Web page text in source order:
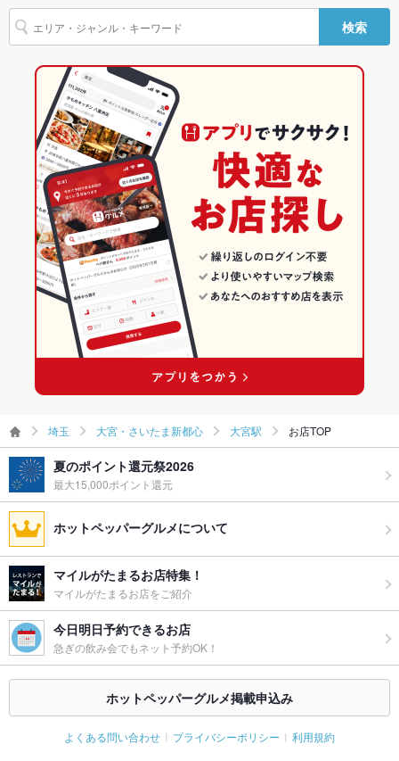
その他設備 －
その他
あり
食べ放題 なし
焼酎充実、日本酒充実、ワイン充実
お子様連れ お子様連れ不可
ウェディン
グパーティ
ー二次会
二次会のみ承っております。
可
大宮駅 × 居酒屋
大宮駅 × 和風
焼き鳥・鶏料理
大宮・さいたま新都心 × 和食
大宮・さいたま新都心 × 焼き鳥・鶏料理
大宮駅 × 和食
大宮駅 × 焼き鳥・鶏料理
大宮駅 × 和食
大宮駅 × 焼き鳥・鶏料理
埼玉 × 居酒屋
埼玉 × 和風
埼玉 × 和食
埼玉 × 焼き鳥・鶏料理
埼玉のグルメランキング
埼玉の居酒屋ランキング
大宮・さいたま新都心のグルメランキング
大宮・さいたま新都心の居酒屋ランキング
大宮駅のグルメランキング
大宮駅の居酒屋ランキング
検索
埼玉 大宮・さいたま新都心 大宮駅 お店TOP
夏のポイント還元祭2026
最大15,000ポイント還元
ホットペッパーグルメについて
マイルがたまるお店特集！
マイルがたまるお店をご紹介
今日明日予約できるお店
急ぎの飲み会でもネット予約OK！
ホットペッパーグルメ掲載申込み
よくある問い合わせ プライバシーポリシー 利用規約